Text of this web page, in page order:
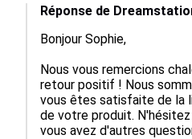
Réponse de
Bonjour Sophie,
Nous vous remercions
retour positif ! Nous
vous êtes satisfaite de la
de votre produit.
vous avez d'autres